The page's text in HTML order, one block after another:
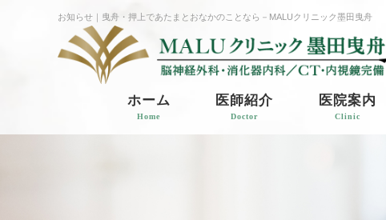
お知らせ｜曳舟・押上であたまとおなかのことなら －MALUクリニック墨田曳舟
ホーム
Home
医師紹介
Doctor
医院案内
Clinic